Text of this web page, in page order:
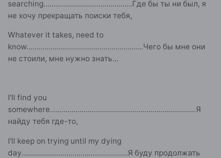
searching.............................................Где бы ты ни был, я
не хочу прекращать поиски тебя,
Whatever it takes, need to
know...........................................................Чего бы мне они
не стоили, мне нужно знать...
I'll find you
somewhere..........................................................................Я
найду тебя где-то,
I'll keep on trying until my dying
day......................................................Я буду продолжать